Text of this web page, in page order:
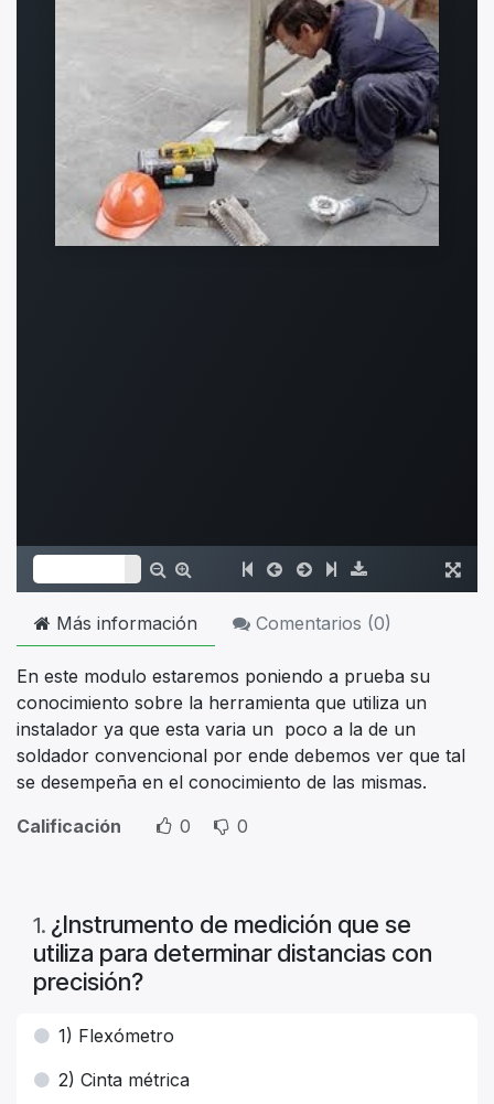
Más información Comentarios (0)
En este modulo estaremos poniendo a prueba su
conocimiento sobre la herramienta que utiliza un
instalador ya que esta varia un poco a la de un
soldador convencional por ende debemos ver que tal
se desempeña en el conocimiento de las mismas.
Calificación
0 0
1. ¿Instrumento de medición que se
utiliza para determinar distancias con
precisión?
1) Flexómetro
2) Cinta métrica